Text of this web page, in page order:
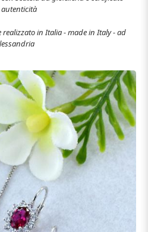
in Italia - made in Italy - ad